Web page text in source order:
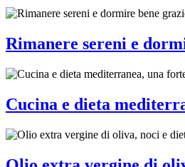
Rimanere sereni e
Cucina e dieta